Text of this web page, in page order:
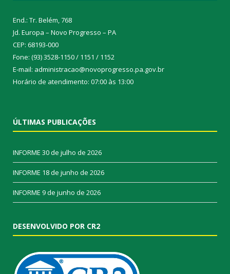
End.: Tr. Belém, 768
Jd. Europa – Novo Progresso – PA
CEP: 68193-000
Fone: (93) 3528-1150 / 1151 / 1152
E-mail: administracao@novoprogresso.pa.gov.br
Horário de atendimento: 07:00 às 13:00
ÚLTIMAS PUBLICAÇÕES
INFORME 30 de julho de 2026
INFORME 18 de junho de 2026
INFORME 9 de junho de 2026
DESENVOLVIDO POR CR2